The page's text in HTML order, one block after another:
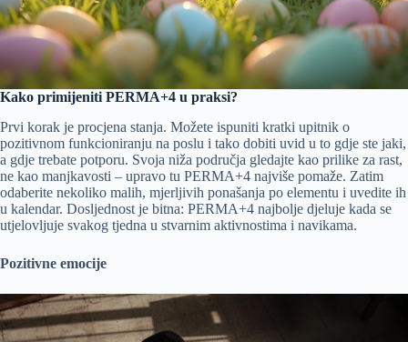
Kako primijeniti PERMA+4 u praksi?
Prvi korak je procjena stanja. Možete ispuniti kratki upitnik o
pozitivnom funkcioniranju na poslu i tako dobiti uvid u to gdje ste jaki,
a gdje trebate potporu. Svoja niža područja gledajte kao prilike za rast,
ne kao manjkavosti – upravo tu PERMA+4 najviše pomaže. Zatim
odaberite nekoliko malih, mjerljivih ponašanja po elementu i uvedite ih
u kalendar. Dosljednost je bitna: PERMA+4 najbolje djeluje kada se
utjelovljuje svakog tjedna u stvarnim aktivnostima i navikama.
Pozitivne emocije